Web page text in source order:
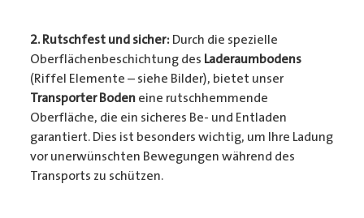
2. Rutschfest und sicher: Durch die spezielle
Oberflächenbeschichtung des Laderaumbodens
(Riffel Elemente – siehe Bilder), bietet unser
Transporter Bodeneine rutschhemmende
Oberfläche, die ein sicheres Be- und Entladen
garantiert. Dies ist besonders wichtig, um Ihre Ladung
vor unerwünschten Bewegungen während des
Transports zu schützen.